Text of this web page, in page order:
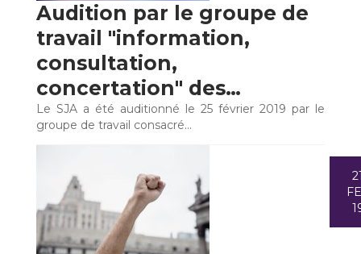
Audition par le groupe de
travail "information,
consultation,
concertation" des…
Le SJA a été auditionné le 25 février 2019 par le
groupe de travail consacré…